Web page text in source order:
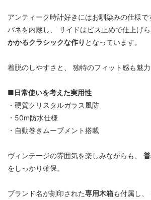
アンティーク時計好きにはお馴染みの仕様
バネを内蔵し、 サイドはビス止めで仕上げら
かかるクラシックな作り となっています。
着脱のしやすさと、 独特のフィット感も魅力
■日常使いを考えた実用性
・硬質クリスタルガラス風防
・50m防水仕様
・自動巻きムーブメント搭載
ヴィンテージの雰囲気を楽しみながらも、
をしっかり確保。
ブランド名が刻印された専用木箱も付属し